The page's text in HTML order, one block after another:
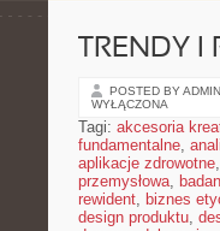
TRENDY
POSTED BY ADMIN
WYŁĄCZONA
Tagi: akcesoria
fundamentalne,
aplikacje zdrowotne,
przemysłowa,
rewident, biznes
design produktu,